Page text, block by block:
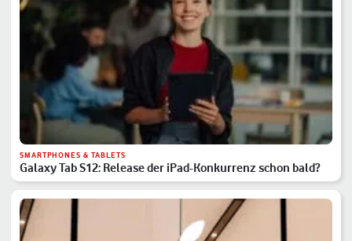
SMARTPHONES & TABLETS
Galaxy Tab S12: Release der iPad-Konkurrenz schon bald?